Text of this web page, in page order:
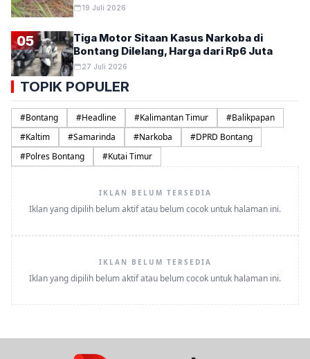
19 Juli 2026
05
Tiga Motor Sitaan Kasus Narkoba di
Bontang Dilelang, Harga dari Rp6 Juta
27 Juli 2026
TOPIK POPULER
#Bontang #Headline #Kalimantan Timur #Balikpapan
#Kaltim #Samarinda #Narkoba #DPRD Bontang
#Polres Bontang #Kutai Timur
IKLAN BELUM TERSEDIA
Iklan yang dipilih belum aktif atau belum cocok untuk halaman ini.
IKLAN BELUM TERSEDIA
Iklan yang dipilih belum aktif atau belum cocok untuk halaman ini.